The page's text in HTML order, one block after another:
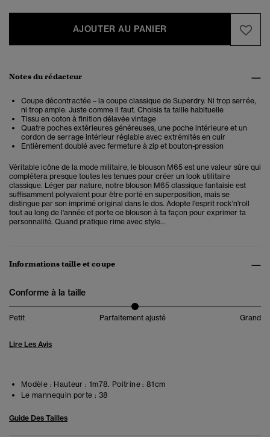
AJOUTER AU PANIER
Notes du rédacteur
Coupe décontractée – la coupe classique de Superdry. Ni trop serrée,
ni trop ample. Juste comme il faut. Choisis ta taille habituelle
Tissu en coton à finition délavée vintage
Quatre poches extérieures généreuses, une poche intérieure et un
cordon de serrage intérieur réglable avec extrémités en cuir
Entièrement doublé avec fermeture à zip et bouton-pression
Véritable icône de la mode militaire, le blouson M65 est une valeur sûre qui
complétera presque toutes les tenues pour créer un look utilitaire
classique. Léger par nature, notre blouson M65 classique fantaisie est
suffisamment polyvalent pour être porté en superposition, mais se
distingue par son imprimé original dans le dos. Adopte l'esprit rock'n'roll
tout au long de l'année et porte ce blouson à ta façon pour exprimer ta
personnalité. Quand pratique rime avec style...
Informations taille et coupe
Conforme à la taille
Petit Parfaitement ajusté Grand
Lire Les Avis
Modèle : Hauteur : 1m78. Poitrine : 81cm
Le mannequin porte : 38
Guide Des Tailles